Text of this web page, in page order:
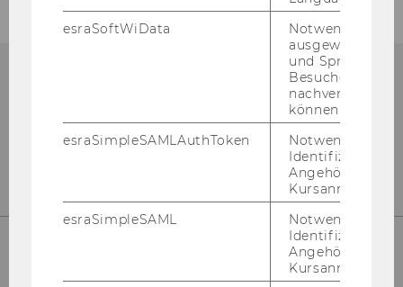
Ab­tei­lung für Bil­dungs­wis­sen­schaft
esraSoftWiData
Notwendig um
ausgewählte
und
Besuchers
nachverfolgen
können.
esraSimpleSAMLAuthToken
Notwendig zur
Identifizierung
Angehörige/r für
Kursanmeldung.
esraSimpleSAML
Notwendig zur
Identifizierung
Angehörige/r für
Kursanmeldung.